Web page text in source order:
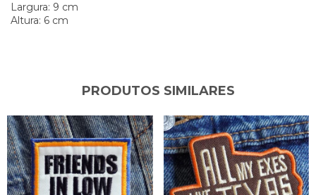
Largura: 9 cm
Altura: 6 cm
PRODUTOS SIMILARES